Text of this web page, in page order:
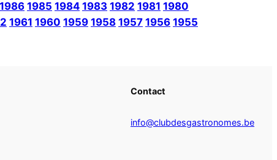
1986 1985 1984 1983 1982 1981 1980
1961 1960 1959 1958 1957 1956 1955
Contact
info@clubdesgastronomes.be